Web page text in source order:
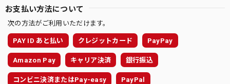
お支払い方法について
次の方法がご利用いただけます。
PAY ID あと払い クレジットカード PayPay
Amazon Pay キャリア決済 銀行振込
コンビニ決済またはPay-easy PayPal